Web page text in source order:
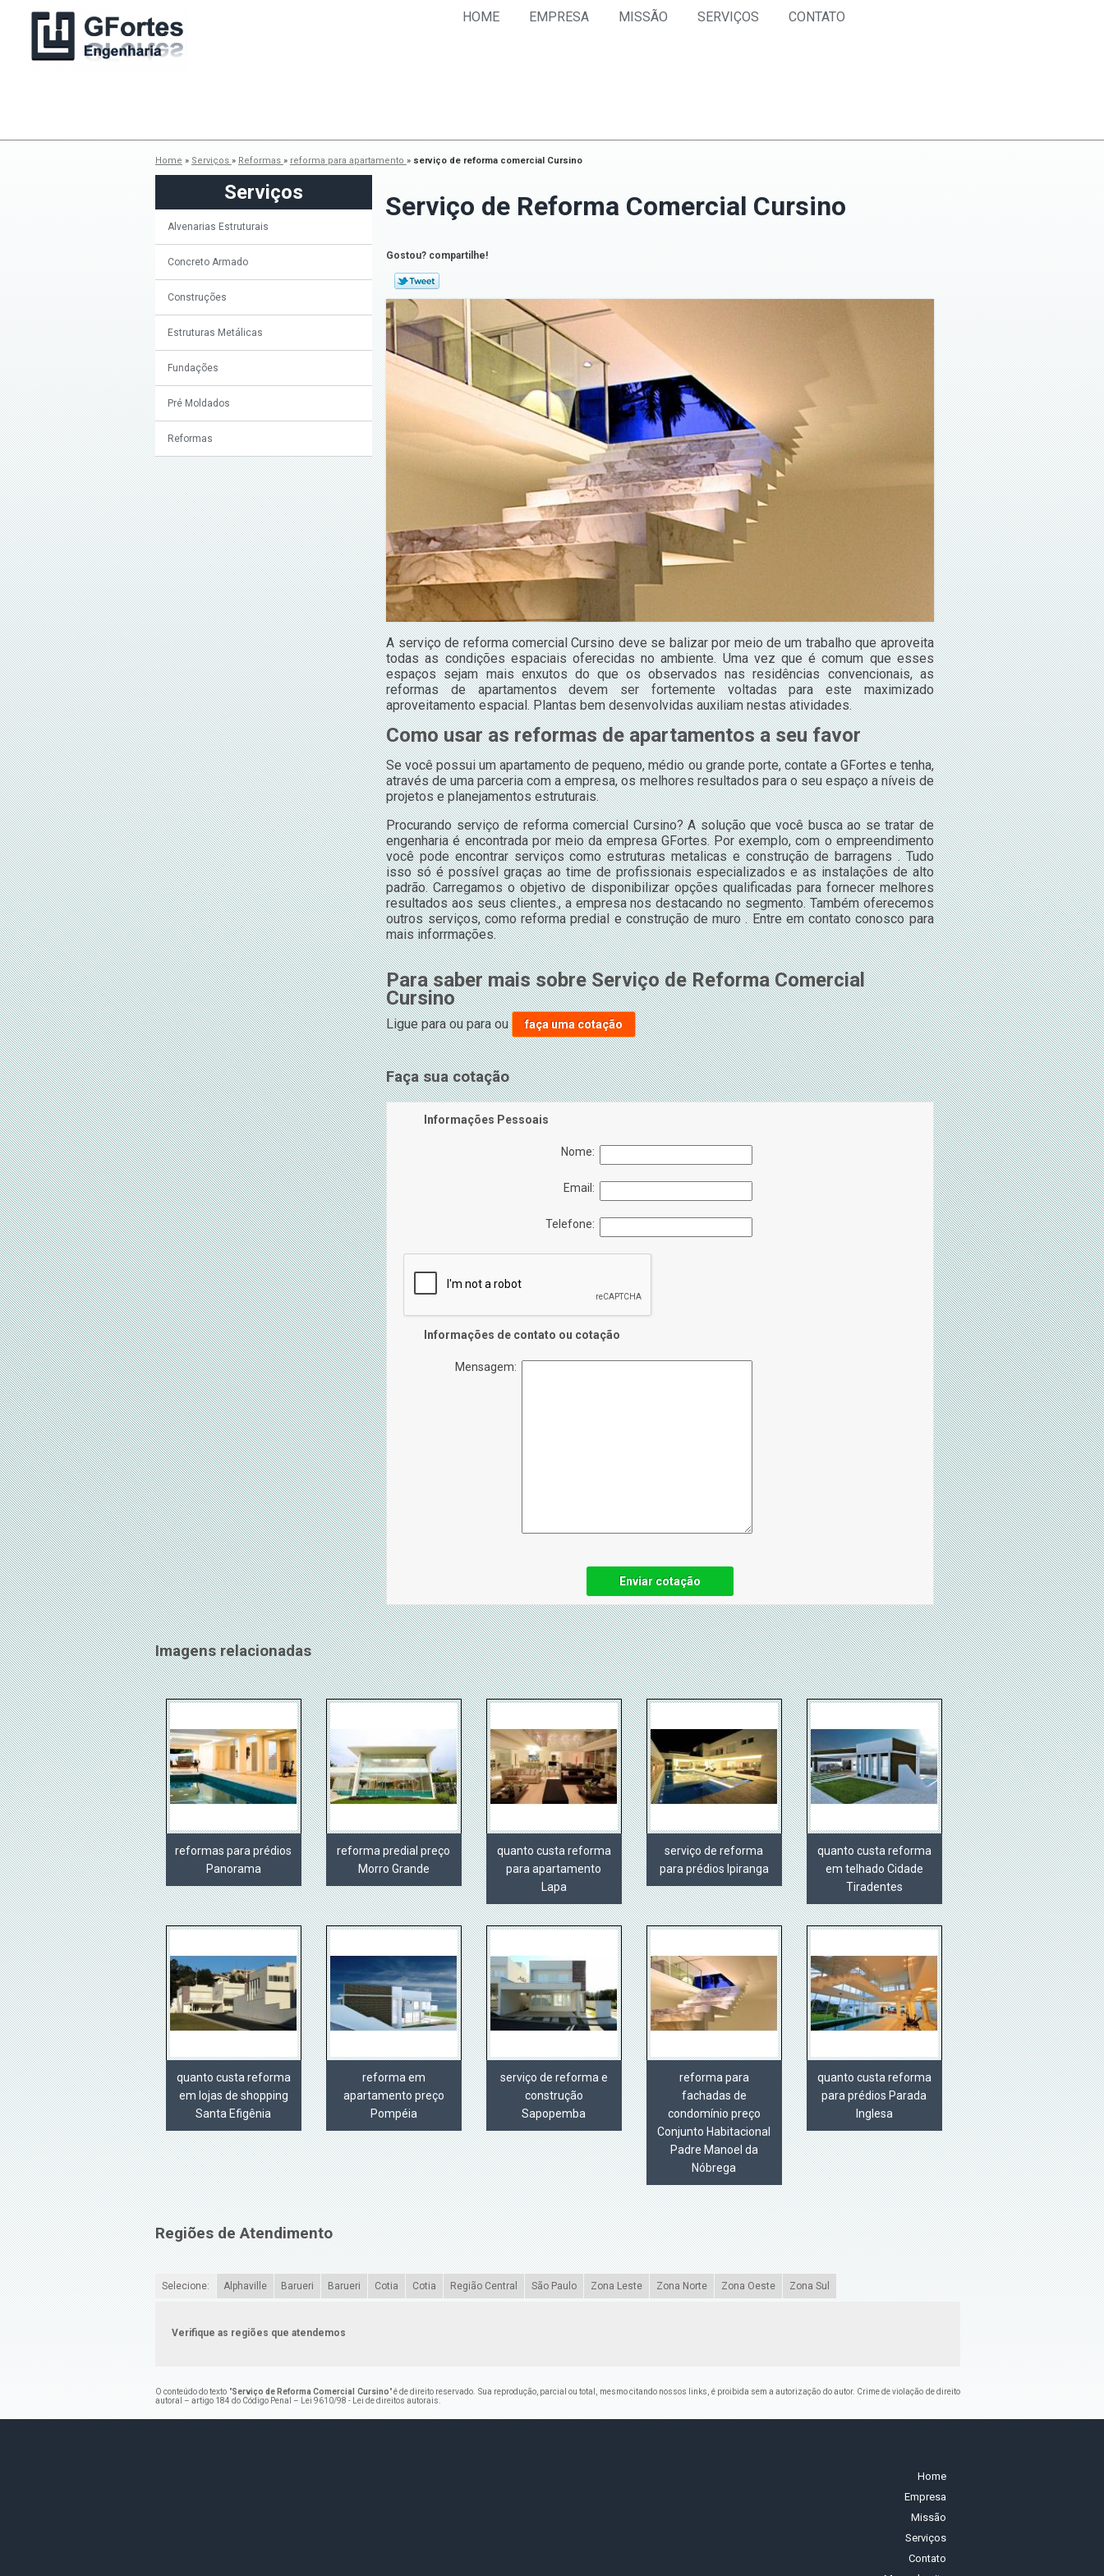
HOME EMPRESA MISSÃO SERVIÇOS CONTATO
Home » Serviços » Reformas » reforma para apartamento » serviço de reforma comercial Cursino
Serviços
Alvenarias Estruturais
Concreto Armado
Construções
Estruturas Metálicas
Fundações
Pré Moldados
Reformas
Serviço de Reforma Comercial Cursino
Gostou? compartilhe!
A serviço de reforma comercial Cursino deve se balizar por meio de um trabalho que aproveita
todas as condições espaciais oferecidas no ambiente. Uma vez que é comum que esses
espaços sejam mais enxutos do que os observados nas residências convencionais, as
reformas de apartamentos devem ser fortemente voltadas para este maximizado
aproveitamento espacial. Plantas bem desenvolvidas auxiliam nestas atividades.
Como usar as reformas de apartamentos a seu favor
Se você possui um apartamento de pequeno, médio ou grande porte, contate a GFortes e tenha,
através de uma parceria com a empresa, os melhores resultados para o seu espaço a níveis de
projetos e planejamentos estruturais.
Procurando serviço de reforma comercial Cursino? A solução que você busca ao se tratar de
engenharia é encontrada por meio da empresa GFortes. Por exemplo, com o empreendimento
você pode encontrar serviços como estruturas metalicas e construção de barragens . Tudo
isso só é possível graças ao time de profissionais especializados e as instalações de alto
padrão. Carregamos o objetivo de disponibilizar opções qualificadas para fornecer melhores
resultados aos seus clientes., a empresa nos destacando no segmento. Também oferecemos
outros serviços, como reforma predial e construção de muro . Entre em contato conosco para
mais inforrmações.
Para saber mais sobre Serviço de Reforma Comercial
Cursino
Ligue paraou paraou faça uma cotação
Faça sua cotação
Informações Pessoais
Nome:
Email:
Telefone:
Informações de contato ou cotação
Mensagem:
Enviar cotação
Imagens relacionadas
reformas para prédios
Panorama
reforma predial preço
Morro Grande
quanto custa reforma
para apartamento
Lapa
serviço de reforma
para prédios Ipiranga
quanto custa reforma
em telhado Cidade
Tiradentes
quanto custa reforma
em lojas de shopping
Santa Efigênia
reforma em
apartamento preço
Pompéia
serviço de reforma e
construção
Sapopemba
reforma para
fachadas de
condomínio preço
Conjunto Habitacional
Padre Manoel da
Nóbrega
quanto custa reforma
para prédios Parada
Inglesa
Regiões de Atendimento
Selecione: Alphaville Barueri Barueri Cotia Cotia Região Central São Paulo Zona Leste Zona Norte Zona Oeste Zona Sul
Verifique as regiões que atendemos
O conteúdo do texto "Serviço de Reforma Comercial Cursino" é de direito reservado. Sua reprodução, parcial ou total, mesmo citando nossos links, é proibida sem a autorização do autor. Crime de violação de direito
autoral – artigo 184 do Código Penal –
Lei 9610/98 - Lei de direitos autorais
Home
Empresa
Missão
Serviços
Contato